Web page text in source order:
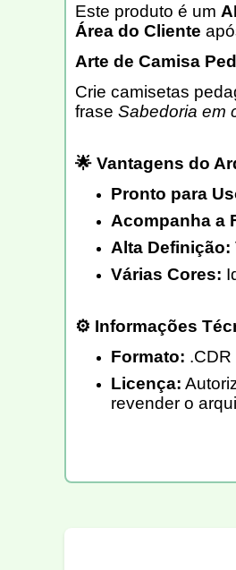
Este produto é um
Área do Cliente
Arte de Camisa
Crie camisetas
frase Sabedoria em
🌟 Vantagens do
Pronto para
Acompanha a
Alta Definição:
Várias Cores:
⚙️ Informações
Formato: .CDR
Licença:
revender o